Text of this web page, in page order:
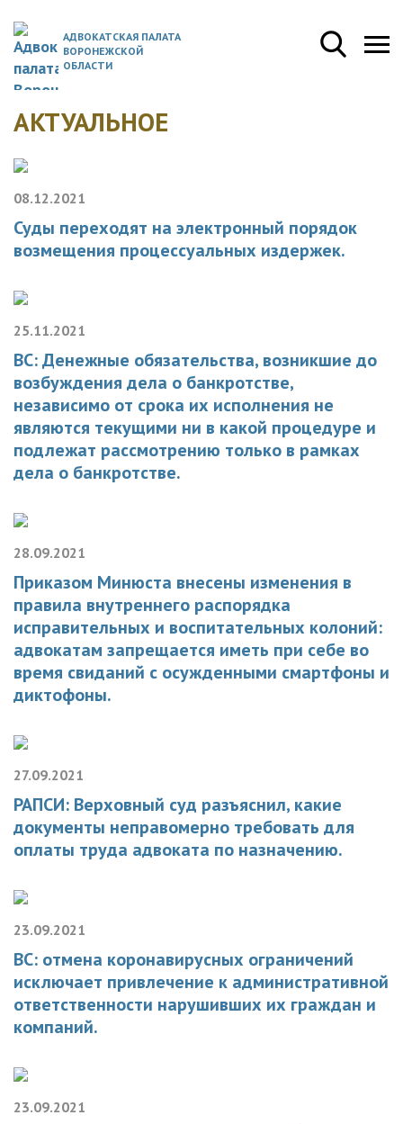
АДВОКАТСКАЯ ПАЛАТА
ВОРОНЕЖСКОЙ
ОБЛАСТИ
АКТУАЛЬНОЕ
08.12.2021
Суды переходят на электронный порядок
возмещения процессуальных издержек.
25.11.2021
ВС: Денежные обязательства, возникшие до
возбуждения дела о банкротстве,
независимо от срока их исполнения не
являются текущими ни в какой процедуре и
подлежат рассмотрению только в рамках
дела о банкротстве.
28.09.2021
Приказом Минюста внесены изменения в
правила внутреннего распорядка
исправительных и воспитательных колоний:
адвокатам запрещается иметь при себе во
время свиданий с осужденными смартфоны и
диктофоны.
27.09.2021
РАПСИ: Верховный суд разъяснил, какие
документы неправомерно требовать для
оплаты труда адвоката по назначению.
23.09.2021
ВС: отмена коронавирусных ограничений
исключает привлечение к административной
ответственности нарушивших их граждан и
компаний.
23.09.2021